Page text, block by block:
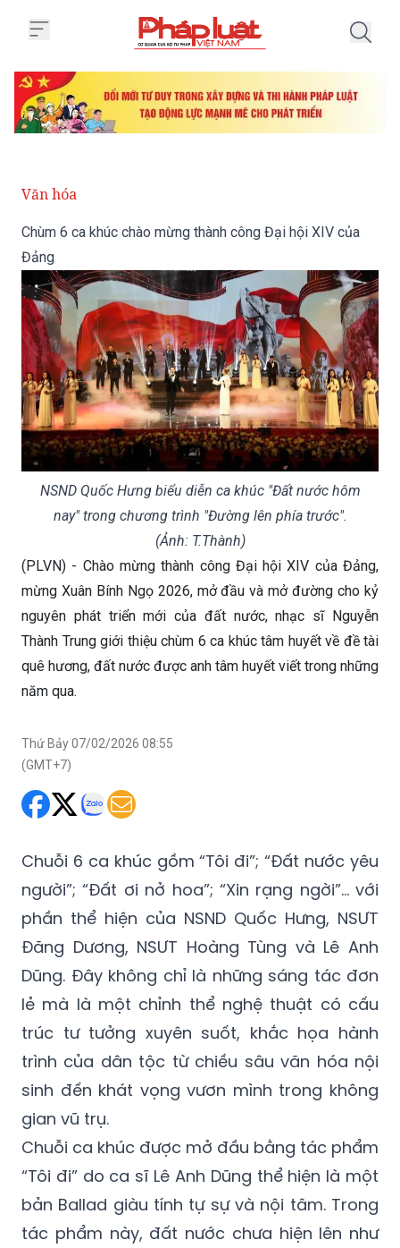
Văn hóa
Chùm 6 ca khúc chào mừng thành công Đại hội XIV của
Đảng
NSND Quốc Hưng biểu diễn ca khúc "Đất nước hôm
nay" trong chương trình "Đường lên phía trước".
(Ảnh: T.Thành)
(PLVN) - Chào mừng thành công Đại hội XIV của Đảng,
mừng Xuân Bính Ngọ 2026, mở đầu và mở đường cho kỷ
nguyên phát triển mới của đất nước, nhạc sĩ Nguyễn
Thành Trung giới thiệu chùm 6 ca khúc tâm huyết về đề tài
quê hương, đất nước được anh tâm huyết viết trong những
năm qua.
Thứ Bảy 07/02/2026 08:55
(GMT+7)
Chuỗi 6 ca khúc gồm “Tôi đi”; “Đất nước yêu
người”; “Đất ơi nở hoa”; “Xin rạng ngời”… với
phần thể hiện của NSND Quốc Hưng, NSƯT
Đăng Dương, NSƯT Hoàng Tùng và Lê Anh
Dũng. Đây không chỉ là những sáng tác đơn
lẻ mà là một chỉnh thể nghệ thuật có cấu
trúc tư tưởng xuyên suốt, khắc họa hành
trình của dân tộc từ chiều sâu văn hóa nội
sinh đến khát vọng vươn mình trong không
gian vũ trụ.
Chuỗi ca khúc được mở đầu bằng tác phẩm
“Tôi đi” do ca sĩ Lê Anh Dũng thể hiện là một
bản Ballad giàu tính tự sự và nội tâm. Trong
tác phẩm này, đất nước chưa hiện lên như